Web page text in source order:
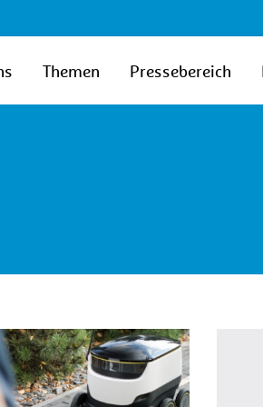
Themen Pressebereich